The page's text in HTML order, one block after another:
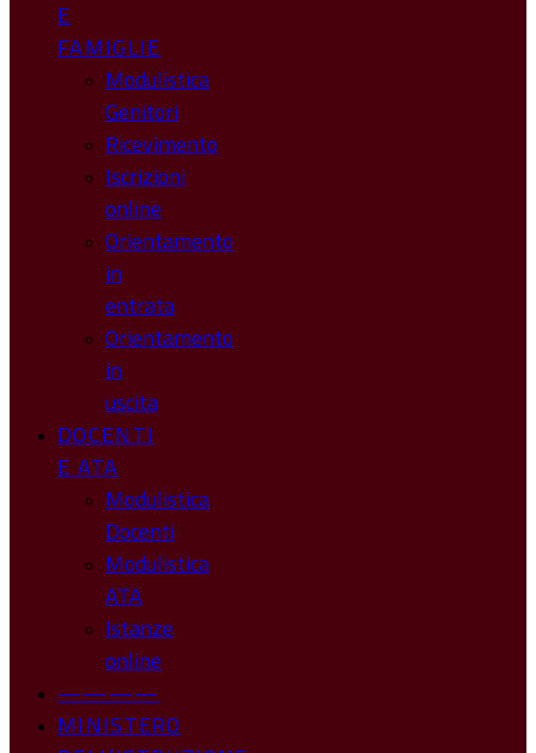
E
FAMIGLIE
Modulistica
Genitori
Ricevimento
Iscrizioni
online
Orientamento
in
entrata
Orientamento
in
uscita
DOCENTI
E ATA
Modulistica
Docenti
Modulistica
ATA
Istanze
online
————
MINISTERO